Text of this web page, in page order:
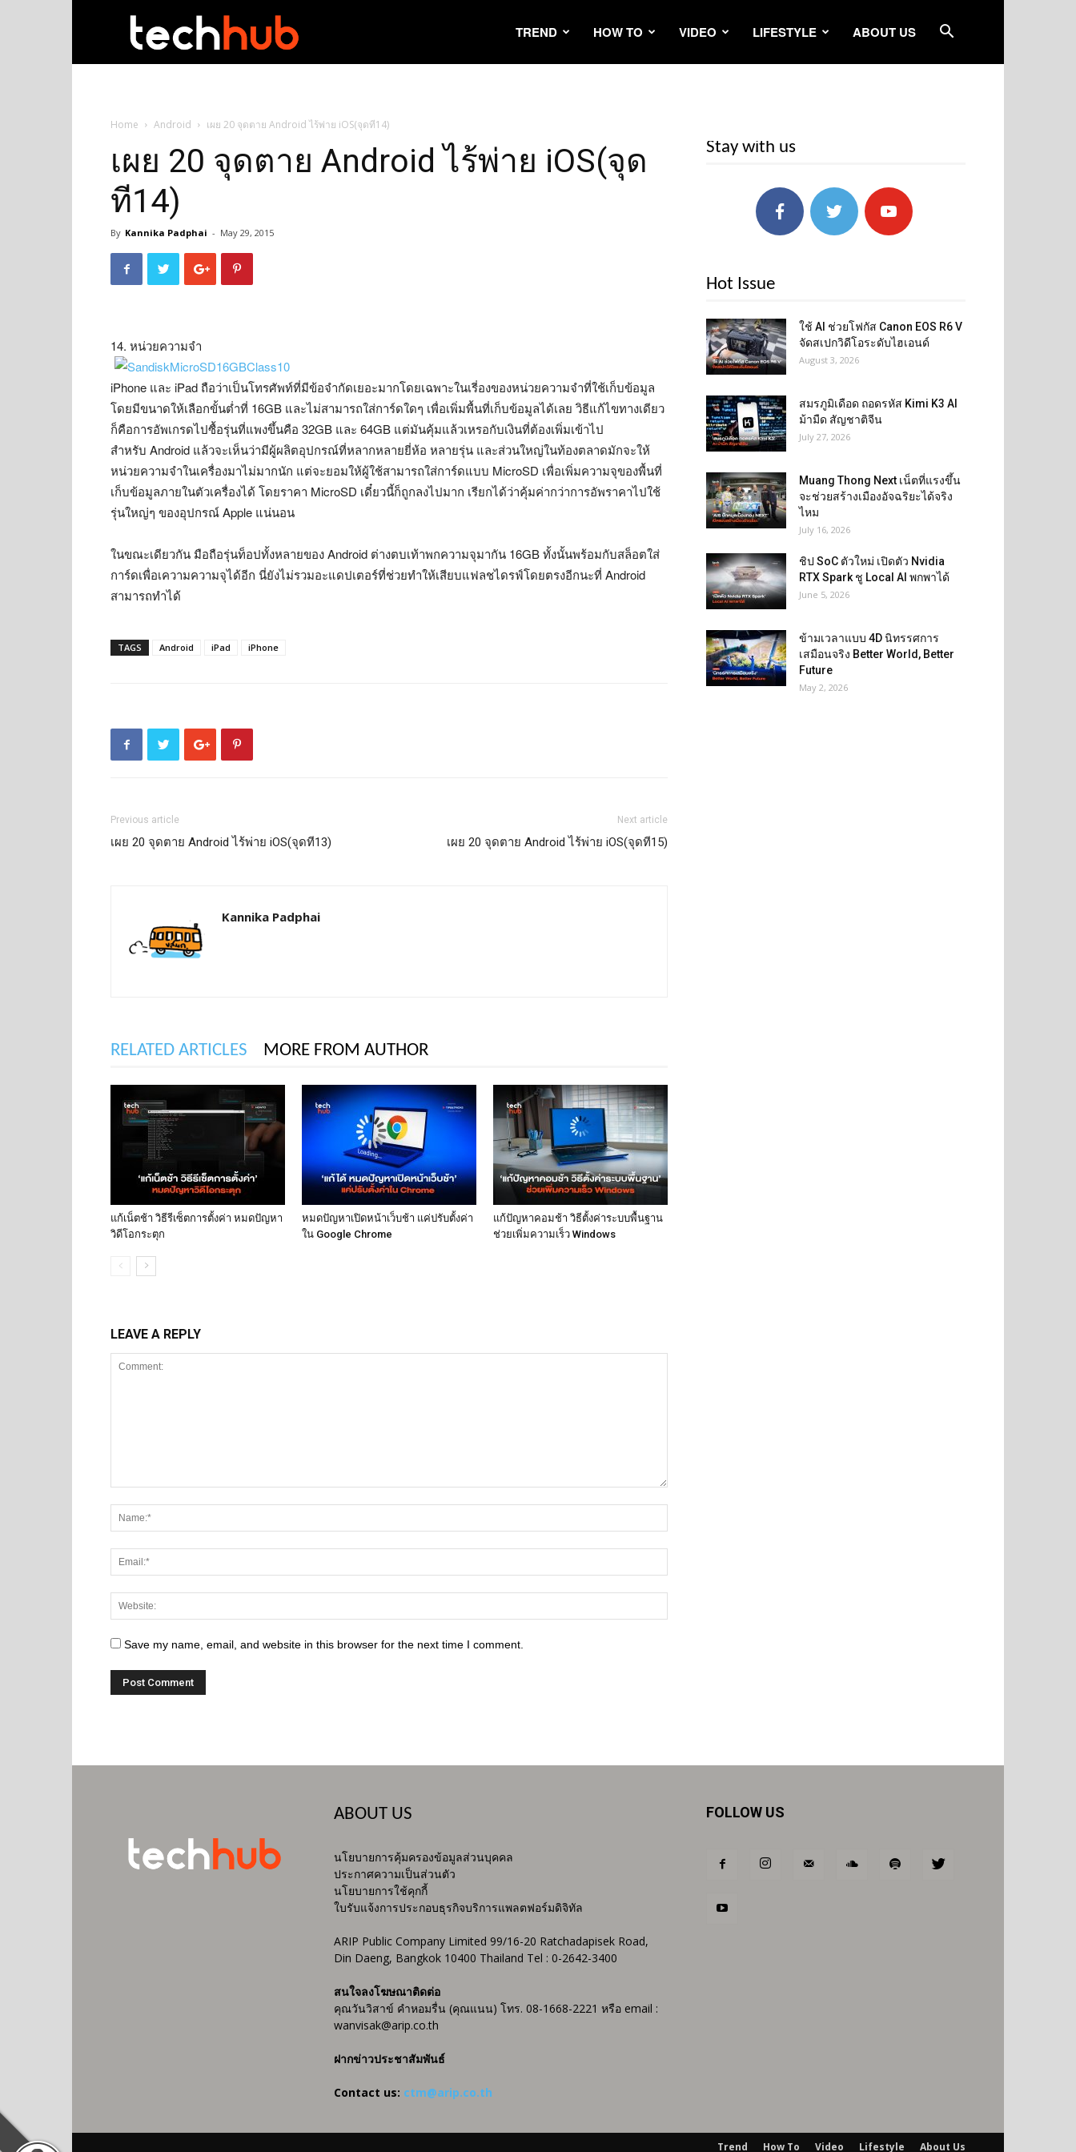
TREND HOW TO VIDEO LIFESTYLE ABOUT US
Home Android เผย 20 จุดตาย Android ไร้พ่าย iOS(จุดที14)
เผย 20 จุดตาย Android ไร้พ่าย iOS(จุด
ที14)
By Kannika Padphai - May 29, 2015
14. หน่วยความจำ
iPhone และ iPad ถือว่าเป็นโทรศัพท์ที่มีข้อจำกัดเยอะมากโดยเฉพาะในเรี่องของหน่วยความจำที่ใช้เก็บข้อมูล
โดยมีขนาดให้เลือกขั้นต่ำที่ 16GB และไม่สามารถใส่การ์ดใดๆ เพื่อเพิ่มพื้นที่เก็บข้อมูลได้เลย วิธีแก้ไขทางเดียว
ก็คือการอัพเกรดไปซื้อรุ่นที่แพงขึ้นคือ 32GB และ 64GB แต่มันคุ้มแล้วเหรอกับเงินที่ต้องเพิ่มเข้าไป
สำหรับ Android แล้วจะเห็นว่ามีผู้ผลิตอุปกรณ์ที่หลากหลายยี่ห้อ หลายรุ่น และส่วนใหญ่ในท้องตลาดมักจะให้
หน่วยความจำในเครื่องมาไม่มากนัก แต่จะยอมให้ผู้ใช้สามารถใส่การ์ดแบบ MicroSD เพื่อเพิ่มความจุของพื้นที่
เก็บข้อมูลภายในตัวเครื่องได้ โดยราคา MicroSD เดี๋ยวนี้ก็ถูกลงไปมาก เรียกได้ว่าคุ้มค่ากว่าการอัพราคาไปใช้
รุ่นใหญ่ๆ ของอุปกรณ์ Apple แน่นอน
ในขณะเดียวกัน มือถือรุ่นท็อปทั้งหลายของ Android ต่างตบเท้าพกความจุมากัน 16GB ทั้งนั้นพร้อมกับสล็อตใส่
การ์ดเพื่อเความความจุได้อีก นี่ยังไม่รวมอะแดปเตอร์ที่ช่วยทำให้เสียบแฟลชไดรฟ์โดยตรงอีกนะที่ Android
สามารถทำได้
TAGS Android iPad iPhone
Previous article
เผย 20 จุดตาย Android ไร้พ่าย iOS(จุดที13)
Next article
เผย 20 จุดตาย Android ไร้พ่าย iOS(จุดที15)
Kannika Padphai
RELATED ARTICLES MORE FROM AUTHOR
แก้เน็ตช้า วิธีรีเซ็ตการตั้งค่า หมดปัญหา
วิดีโอกระตุก
หมดปัญหาเปิดหน้าเว็บช้า แค่ปรับตั้งค่า
ใน Google Chrome
แก้ปัญหาคอมช้า วิธีตั้งค่าระบบพื้นฐาน
ช่วยเพิ่มความเร็ว Windows
LEAVE A REPLY
Save my name, email, and website in this browser for the next time I comment.
Stay with us
Hot Issue
ใช้ AI ช่วยโฟกัส Canon EOS R6 V
จัดสเปกวิดีโอระดับไฮเอนด์
August 3, 2026
สมรภูมิเดือด ถอดรหัส Kimi K3 AI
ม้ามืด สัญชาติจีน
July 27, 2026
Muang Thong Next เน็ตที่แรงขึ้น
จะช่วยสร้างเมืองอัจฉริยะได้จริง
ไหม
July 16, 2026
ชิป SoC ตัวใหม่ เปิดตัว Nvidia
RTX Spark ชู Local AI พกพาได้
June 5, 2026
ข้ามเวลาแบบ 4D นิทรรศการ
เสมือนจริง Better World, Better
Future
May 2, 2026
ABOUT US
นโยบายการคุ้มครองข้อมูลส่วนบุคคล
ประกาศความเป็นส่วนตัว
นโยบายการใช้คุกกี้
ใบรับแจ้งการประกอบธุรกิจบริการแพลตฟอร์มดิจิทัล
ARIP Public Company Limited 99/16-20 Ratchadapisek Road,
Din Daeng, Bangkok 10400 Thailand Tel : 0-2642-3400
สนใจลงโฆษณาติดต่อ
คุณวันวิสาข์ คำหอมรื่น (คุณแนน) โทร. 08-1668-2221 หรือ email :
wanvisak@arip.co.th
ฝากข่าวประชาสัมพันธ์
Contact us: ctm@arip.co.th
FOLLOW US
Trend How To Video Lifestyle About Us